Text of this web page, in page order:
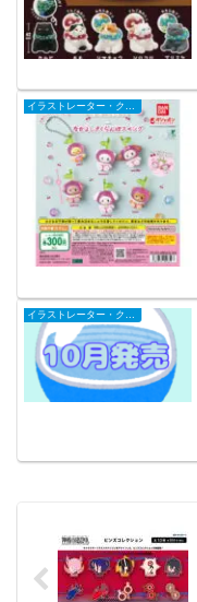
イラストレーター・クリエイター